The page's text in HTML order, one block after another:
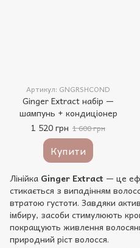
Артикул: GNGRSHCOND
Ginger Extract набір —
шампунь + кондиціонер
1 520 грн 1 600 грн
Купити
Лінійка Ginger Extract — це
стикається з випадінням
втратою густоти. Завдяки
імбиру, засоби стимулюють
покращують живлення
природний ріст волосся.